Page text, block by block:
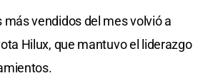
más vendidos del mes volvió a
Hilux, que mantuvo el liderazgo